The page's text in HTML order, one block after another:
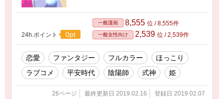
24h.ポイント 0pt
一般漫画 8,555 位 / 8,555件
一般女性向け 2,539 位 / 2,539件
恋愛 ファンタジー フルカラー
ほっこり
ラブコメ
平安時代 陰陽師 式神 姫
26ページ 最終更新日 2019.02.16 登録日 2019.02.07